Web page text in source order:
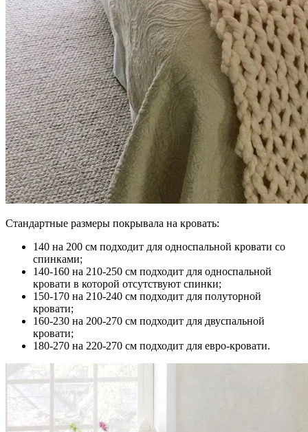
Стандартные размеры покрывала на кровать:
140 на 200 см подходит для односпальной кровати со
спинками;
140-160 на 210-250 см подходит для односпальной
кровати в которой отсутствуют спинки;
150-170 на 210-240 см подходит для полуторной
кровати;
160-230 на 200-270 см подходит для двуспальной
кровати;
180-270 на 220-270 см подходит для евро-кровати.